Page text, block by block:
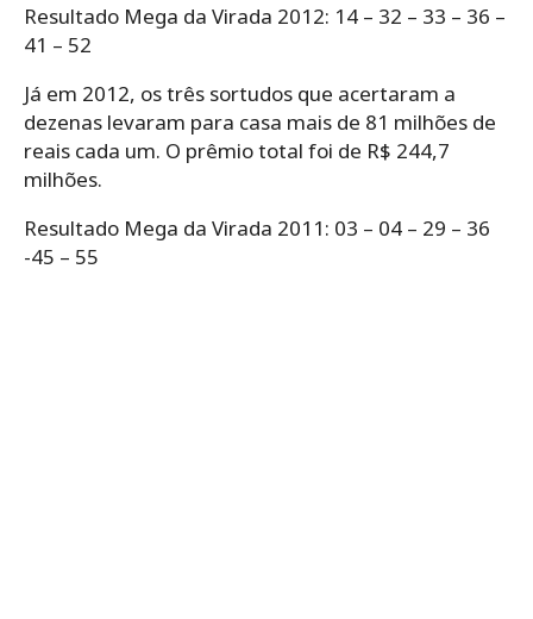
Resultado Mega da Virada 2012: 14 – 32 – 33 – 36 –
41 – 52
Já em 2012, os três sortudos que acertaram a
dezenas levaram para casa mais de 81 milhões de
reais cada um. O prêmio total foi de R$ 244,7
milhões.
Resultado Mega da Virada 2011: 03 – 04 – 29 – 36
-45 – 55